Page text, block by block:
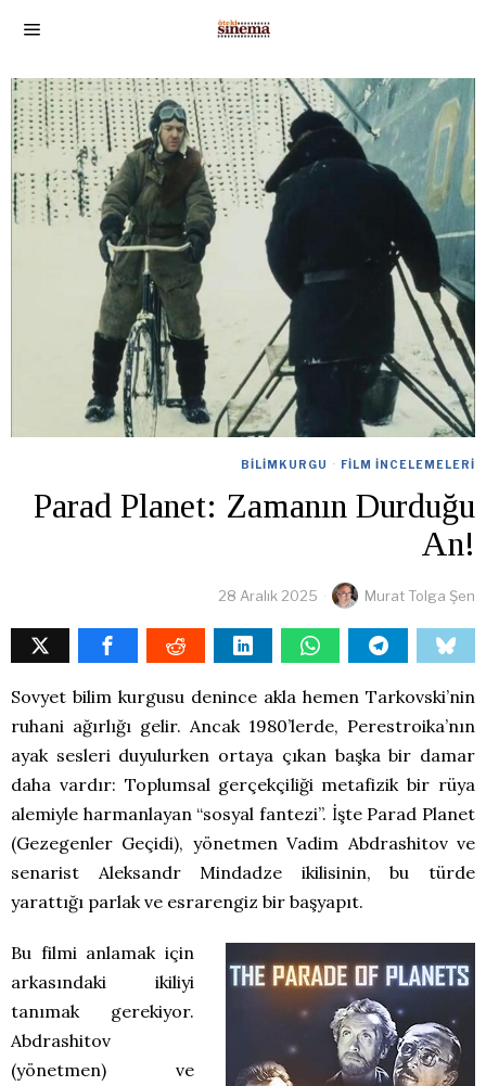
BILIMKURGU · FILM İNCELEMELERI
Parad Planet: Zamanın Durduğu
An!
28 Aralık 2025 Murat Tolga Şen
Sovyet bilim kurgusu denince akla hemen Tarkovski’nin
ruhani ağırlığı gelir. Ancak 1980’lerde, Perestroika’nın
ayak sesleri duyulurken ortaya çıkan başka bir damar
daha vardır: Toplumsal gerçekçiliği metafizik bir rüya
alemiyle harmanlayan “sosyal fantezi”. İşte Parad Planet
(Gezegenler Geçidi), yönetmen Vadim Abdrashitov ve
senarist Aleksandr Mindadze ikilisinin, bu türde
yarattığı parlak ve esrarengiz bir başyapıt.
Bu filmi anlamak için
arkasındaki ikiliyi
tanımak gerekiyor.
Abdrashitov
(yönetmen) ve